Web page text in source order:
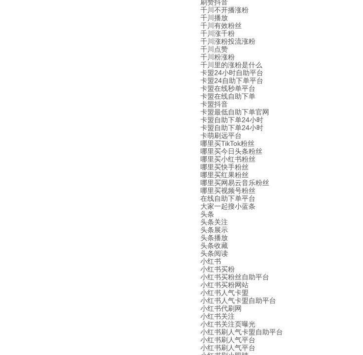
刷赞抖音
千川不开播涨粉
千川播放
千川有效粉丝
千川涨千粉
千川涨粉投流涨粉
千川点赞
千川粉涨粉
千川里的涨粉是什么
卡盟24小时自助平台
卡盟24自助下单平台
卡盟在线秒单平台
卡盟在线自助下单
卡盟抖音
卡盟最低自助下单官网
卡盟自助下单24小时
卡盟自助下单24小时
卡萌刷远平台
哪里买TikTok粉丝
哪里买今日头条粉丝
哪里买小红书粉丝
哪里买快手粉丝
哪里买红果粉丝
哪里买网易云音乐粉丝
哪里买视频号粉丝
在线自助下单平台
大家一起搜小蓝条
头条
头条关注
头条展示
头条播放
头条收藏
头条阅读
小红书
小红书买粉
小红书买粉丝自助平台
小红书买粉网站
小红书人气卡盟
小红书人气卡盟自助平台
小红书代刷网
小红书关注
小红书关注页曝光
小红书刷人气卡盟自助平台
小红书刷人气平台
小红书刷人气平台